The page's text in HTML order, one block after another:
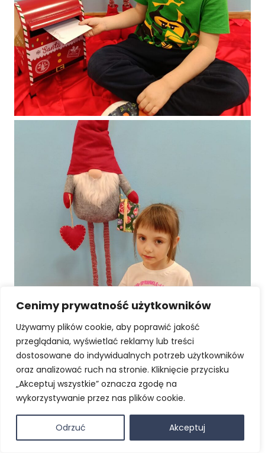
Cenimy prywatność użytkowników
Używamy plików cookie, aby poprawić jakość
przeglądania, wyświetlać reklamy lub treści
dostosowane do indywidualnych potrzeb użytkowników
oraz analizować ruch na stronie. Kliknięcie przycisku
„Akceptuj wszystkie” oznacza zgodę na
wykorzystywanie przez nas plików cookie.
Odrzuć Akceptuj